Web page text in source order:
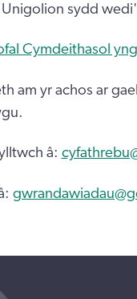
sydd
Cymdeithasol
am yr achos ar
â: